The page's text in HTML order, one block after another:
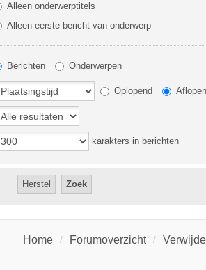
Alleen onderwerptitels
Alleen eerste bericht van onderwerp
Berichten Onderwerpen
Oplopend
karakters in berichten
Home Forumoverzicht